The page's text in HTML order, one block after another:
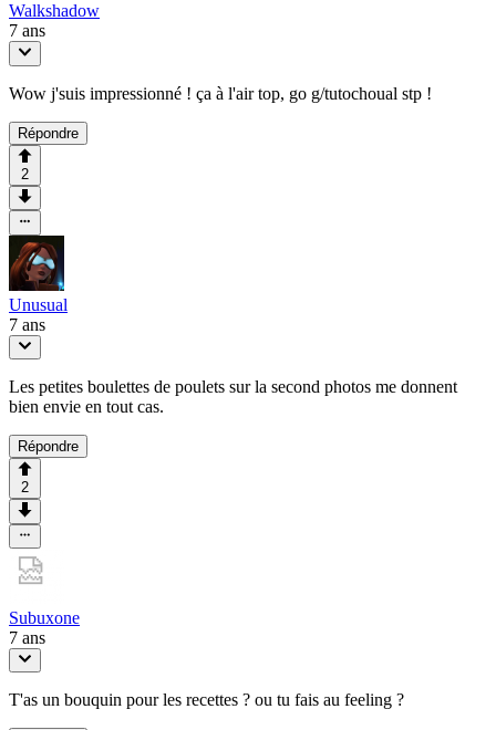
Walkshadow
7 ans
Wow j'suis impressionné ! ça à l'air top, go g/tutochoual stp !
Répondre
2
Unusual
7 ans
Les petites boulettes de poulets sur la second photos me donnent
bien envie en tout cas.
Répondre
2
Subuxone
7 ans
T'as un bouquin pour les recettes ? ou tu fais au feeling ?